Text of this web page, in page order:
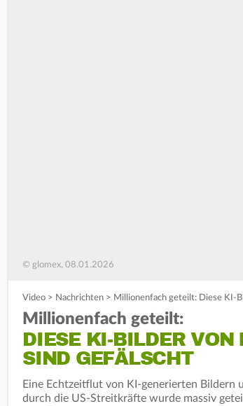
© glomex, 08.01.2026
Video > Nachrichten > Millionenfach geteilt: Diese KI-
Millionenfach geteilt:
DIESE KI-BILDER VON
SIND GEFÄLSCHT
Eine Echtzeitflut von KI-generierten Bildern
durch die US-Streitkräfte wurde massiv